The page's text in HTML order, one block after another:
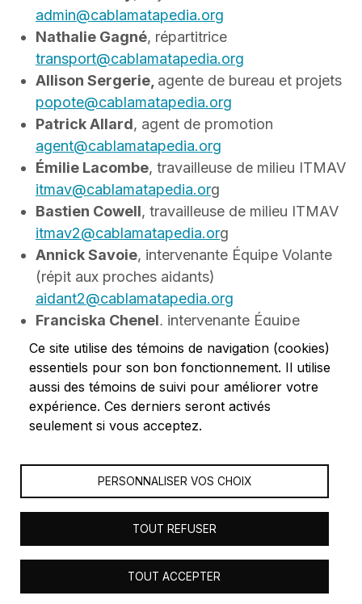
admin@cablamatapedia.org
Nathalie Gagné, répartitrice
transport@cablamatapedia.org
Allison Sergerie, agente de bureau et projets
popote@cablamatapedia.org
Patrick Allard, agent de promotion
agent@cablamatapedia.org
Émilie Lacombe, travailleuse de milieu ITMAV
itmav@cablamatapedia.org
Bastien Cowell, travailleuse de milieu ITMAV
itmav2@cablamatapedia.org
Annick Savoie, intervenante Équipe Volante
(répit aux proches aidants)
aidant2@cablamatapedia.org
Franciska Chenel, intervenante Équipe
Volante (répit aux proches aidants)
aidant@cablamatapedia.org
Anick Ouellet, animatrice Centre de jour
cdj@cablamatapedia.org
employés.es, ainsi que de cent soixante cinq (165)
bénévoles inscrits.
Ce site utilise des témoins de navigation (cookies)
essentiels pour son bon fonctionnement. Il utilise
aussi des témoins de suivi pour améliorer votre
expérience. Ces derniers seront activés
seulement si vous acceptez.
PERSONNALISER VOS CHOIX
TOUT REFUSER
TOUT ACCEPTER
© 2023 Les Centres d'actions bénévoles du Bas-Saint-